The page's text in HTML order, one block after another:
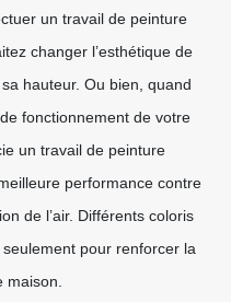
un travail de peinture
changer l’esthétique de
hauteur. Ou bien, quand
fonctionnement de votre
un travail de peinture
performance contre
de l’air. Différents coloris
pour renforcer la